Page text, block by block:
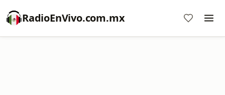
RadioEnVivo.com.mx